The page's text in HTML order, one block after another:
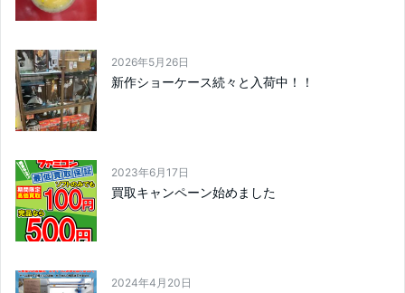
2026年5月26日
新作ショーケース続々と入荷中！！
2023年6月17日
買取キャンペーン始めました
2024年4月20日